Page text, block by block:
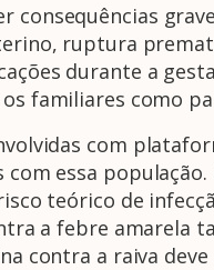
consequências
ruptura
durante a
familiares como
com
essa
teórico de
a febre amarela
contra a raiva